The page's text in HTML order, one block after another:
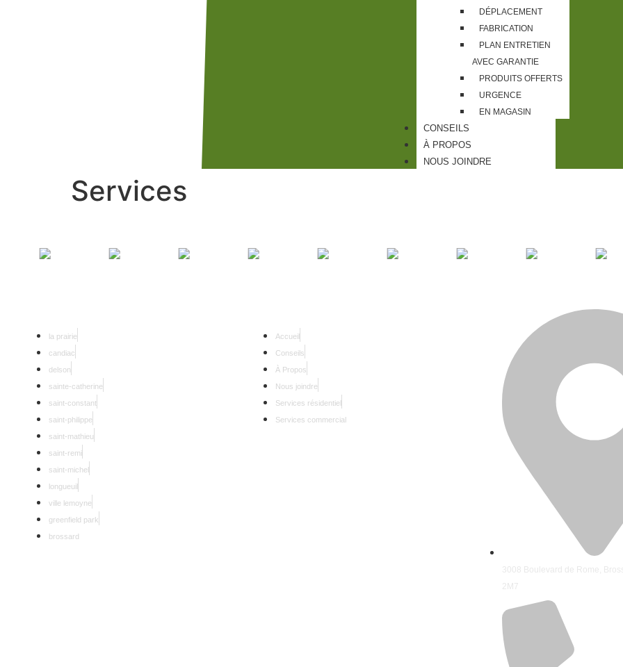
DÉPLACEMENT
FABRICATION
PLAN ENTRETIEN
AVEC GARANTIE
PRODUITS OFFERTS
URGENCE
EN MAGASIN
CONSEILS
À PROPOS
NOUS JOINDRE
Services
la prairie
candiac
delson
sainte-catherine
saint-constant
saint-philippe
saint-mathieu
saint-remi
saint-michel
longueuil
ville lemoyne
greenfield park
brossard
Accueil
Conseils
À Propos
Nous joindre
Services résidentiel
Services commercial
3008 Boulevard de Rome,
2M7